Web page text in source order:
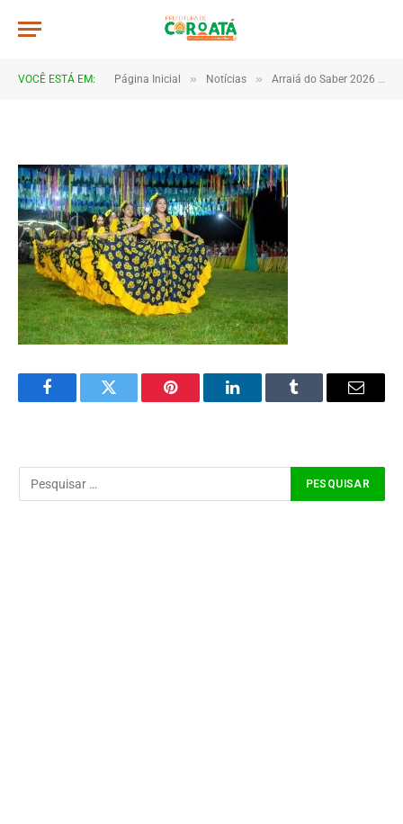
VOCÊ ESTÁ EM: Página Inicial » Notícias » Arraiá do Saber 2026 tem início no Macropolo Pau de Estopa com celebração da cultura e da educação
DSC_5499
FacebookTwitter Pinterest LinkedInTumblr Email